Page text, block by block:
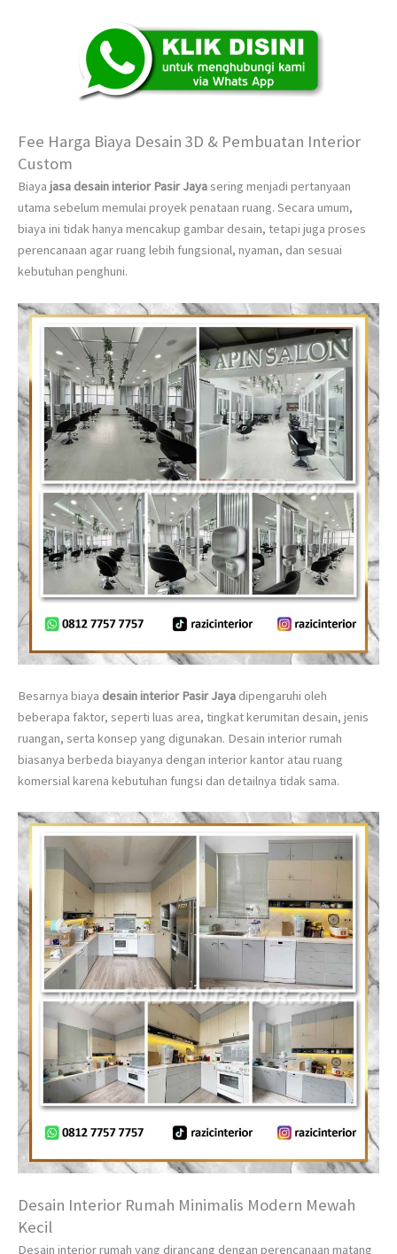
Fee Harga Biaya Desain 3D & Pembuatan Interior
Custom
Biaya jasa desain interior Pasir Jayasering menjadi pertanyaan
utama sebelum memulai proyek penataan ruang. Secara umum,
biaya ini tidak hanya mencakup gambar desain, tetapi juga proses
perencanaan agar ruang lebih fungsional, nyaman, dan sesuai
kebutuhan penghuni.
Besarnya biaya desain interior Pasir Jaya dipengaruhi oleh
beberapa faktor, seperti luas area, tingkat kerumitan desain, jenis
ruangan, serta konsep yang digunakan. Desain interior rumah
biasanya berbeda biayanya dengan interior kantor atau ruang
komersial karena kebutuhan fungsi dan detailnya tidak sama.
Desain Interior Rumah Minimalis Modern Mewah
Kecil
Desain interior rumah yang dirancang dengan perencanaan matang